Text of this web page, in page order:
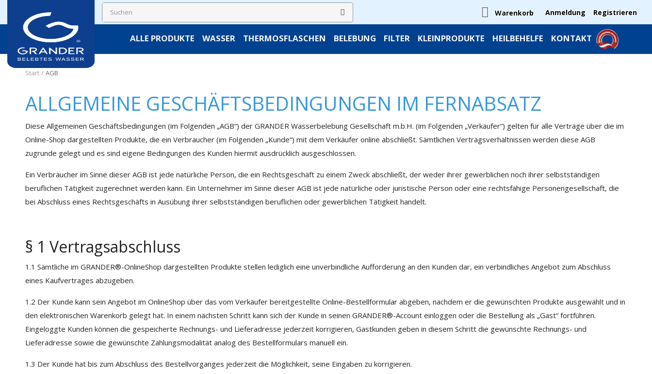
Warenkorb Anmeldung Registrieren
ALLE PRODUKTE WASSER THERMOSFLASCHEN BELEBUNG FILTER KLEINPRODUKTE HEILBEHELFE KONTAKT
Start AGB
ALLGEMEINE GESCHÄFTSBEDINGUNGEN IM FERNABSATZ
Diese Allgemeinen Geschäftsbedingungen (im Folgenden „AGB“) der GRANDER Wasserbelebung Gesellschaft m.b.H. (im Folgenden „Verkäufer“) gelten für alle Verträge über die im
Online-Shop dargestellten Produkte, die ein Verbraucher (im Folgenden „Kunde“) mit dem Verkäufer online abschließt. Sämtlichen Vertragsverhältnissen werden diese AGB
zugrunde gelegt und es sind eigene Bedingungen des Kunden hiermit ausdrücklich ausgeschlossen.
Ein Verbraucher im Sinne dieser AGB ist jede natürliche Person, die ein Rechtsgeschäft zu einem Zweck abschließt, der weder ihrer gewerblichen noch ihrer selbstständigen
beruflichen Tätigkeit zugerechnet werden kann. Ein Unternehmer im Sinne dieser AGB ist jede natürliche oder juristische Person oder eine rechtsfähige Personengesellschaft, die
bei Abschluss eines Rechtsgeschäfts in Ausübung ihrer selbstständigen beruflichen oder gewerblichen Tätigkeit handelt.
§ 1 Vertragsabschluss
1.1 Sämtliche im GRANDER®-OnlineShop dargestellten Produkte stellen lediglich eine unverbindliche Aufforderung an den Kunden dar, ein verbindliches Angebot zum Abschluss
eines Kaufvertrages abzugeben.
1.2 Der Kunde kann sein Angebot im OnlineShop über das vom Verkäufer bereitgestellte Online-Bestellformular abgeben, nachdem er die gewünschten Produkte ausgewählt und in
den elektronischen Warenkorb gelegt hat. In einem nächsten Schritt kann sich der Kunde in seinen GRANDER®-Account einloggen oder die Bestellung als „Gast“ fortführen.
Eingeloggte Kunden können die gespeicherte Rechnungs- und Lieferadresse jederzeit korrigieren, Gastkunden geben in diesem Schritt die gewünschte Rechnungs- und
Lieferadresse sowie die gewünschte Zahlungsmodalität analog des Bestellformulars manuell ein.
1.3 Der Kunde hat bis zum Abschluss des Bestellvorganges jederzeit die Möglichkeit, seine Eingaben zu korrigieren.